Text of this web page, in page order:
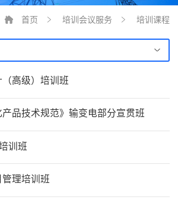
首页 培训会议服务 培训课程
高级）培训班
产品技术规范》输变电部分宣贯班
训班
理培训班